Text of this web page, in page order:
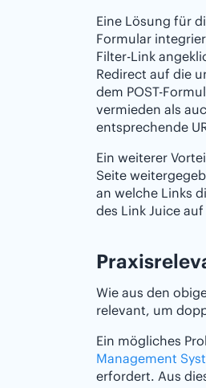
Eine Lösung für
Formular
Filter-Link
Redirect auf die
dem POST-
vermieden als
entsprechende
Ein weiterer
Seite
an welche Links
des Link Juice
Wie aus den
relevant, um
Ein mögliches
Management
erfordert. Aus